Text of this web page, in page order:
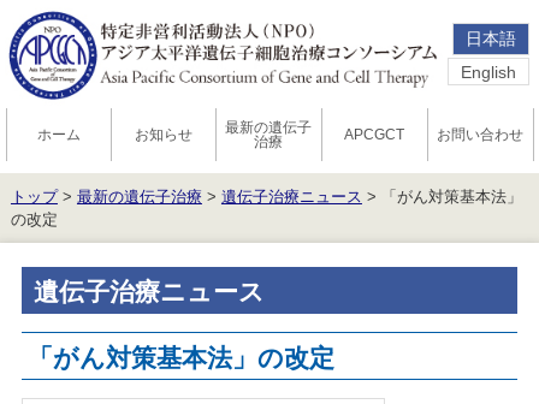
日本語
English
ホーム お知らせ
最新の遺伝子
治療
APCGCT お問い合わせ
トップ> 最新の遺伝子治療 > 遺伝子治療ニュース > 「がん対策基本法」
の改定
遺伝子治療ニュース
「がん対策基本法」の改定